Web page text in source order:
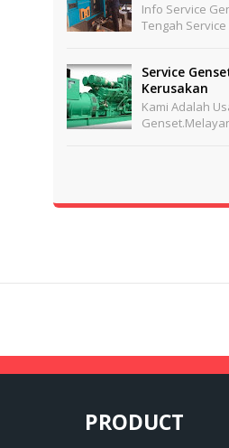
Info Service
Tengah
Klaten
Service
Kerusakan
Kami Adalah
PRODUCT